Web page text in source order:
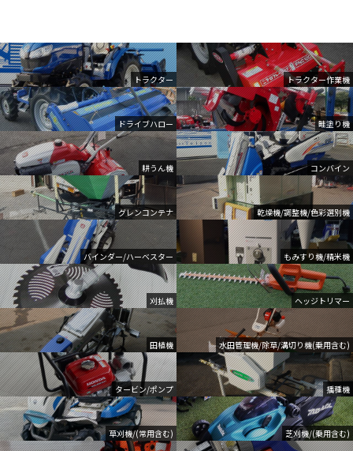
トラクター トラクター作業機
ドライブハロー 畦塗り機
耕うん機 コンバイン
グレンコンテナ 乾燥機/調整機/色彩選別機
バインダー/ハーベスター もみすり機/精米機
刈払機 ヘッジトリマー
田植機 水田管理機/除草/溝切り機(乗用含む)
タービン/ポンプ 播種機
草刈機/(常用含む) 芝刈機/(乗用含む)